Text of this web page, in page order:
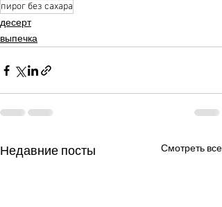
пирог без сахара
десерт
выпечка
Недавние посты Смотреть все